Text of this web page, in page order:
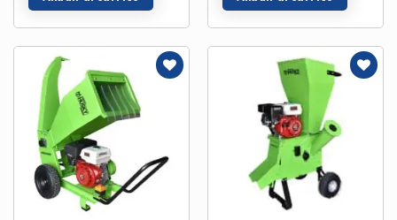
Lista de
deseos